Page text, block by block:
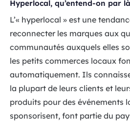
Hyperlocal, qu’entend-on par
L’« hyperlocal » est une
reconnecter les marques aux
communautés auxquels elles
les petits commerces locaux
automatiquement. Ils
la plupart de leurs clients et
produits pour des événements
sponsorisent, font partie du